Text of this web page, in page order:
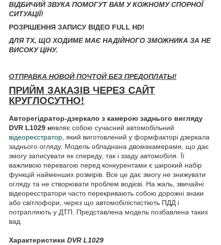
ВІДБИЧИЙ ЗВУКА ПОМОГУТ ВАМ У КОЖНОМУ СПОРНОЇ
СИТУАЦІЇ!
РОЗРІШЕННЯ ЗАПИСУ ВІДЕО FULL HD!
ДЛЯ ТХ, ЩО ХОДИМЕ МАЄ НАДІЙНОГО ЗМОЖНИКА ЗА НЕ
ВИСОКУ ЦІНУ.
ОТПРАВКА НОВОЙ ПОЧТОЙ БЕЗ ПРЕДОПЛАТЫ!
ПРИЙМ ЗАКАЗІВ ЧЕРЕЗ САЙТ
КРУГЛОСУТНО!
Авторегідратор-дзеркало з камерою заднього вигляду
DVR L1029 нявляє собою сучасний автомобільний
відеореєстратор , який виготовлений у формфакторі дзеркала
заднього огляду. Модель обладнана двомакамерами, що дає
змогу записувати як спереду, так і ззаду автомобіля. Її
важливою перевагою перед конкурентами є широкий набір
функцій найменших розмірів. Все це дає змогу не знижувати
огляду та не створювати проблем водієві. На жаль, звичайні
відеореєстратори часто перекривають собою дорожні знаки
або світлофори, через що автомобілістистіють ПДД і
потрапляють у ДТП. Представлена модель позбавлена таких
вад.
Характеристики DVR L1029